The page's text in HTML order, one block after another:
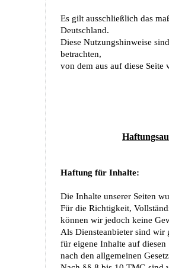
Es gilt ausschließlich das
Deutschland.
Diese Nutzungshinweise
betrachten,
von dem aus auf diese Seite
Haftung für Inhalte:
Die Inhalte unserer Seiten
Für die Richtigkeit,
können wir jedoch keine
Als Diensteanbieter sind wir
für eigene Inhalte auf diesen
nach den allgemeinen